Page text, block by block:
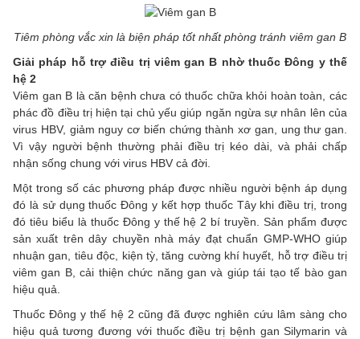
Tiêm phòng vắc xin là biện pháp tốt nhất phòng tránh viêm gan B
Giải pháp hỗ trợ điều trị viêm gan B nhờ thuốcĐông y thế
hệ 2
Viêm gan B là căn bệnh chưa có thuốc chữa khỏi hoàn toàn, các
phác đồ điều trị hiện tại chủ yếu giúp ngăn ngừa sự nhân lên của
virus HBV, giảm nguy cơ biến chứng thành xơ gan, ung thư gan.
Vì vậy người bệnh thường phải điều trị kéo dài, và phải chấp
nhận sống chung với virus HBV cả đời.
Một trong số các phương pháp được nhiều người bệnh áp dụng
đó là sử dụng thuốc Đông y kết hợp thuốc Tây khi điều trị, trong
đó tiêu biểu là thuốc Đông y thế hệ 2 bí truyền. Sản phẩm được
sản xuất trên dây chuyền nhà máy đạt chuẩn GMP-WHO giúp
nhuận gan, tiêu độc, kiện tỳ, tăng cường khí huyết, hỗ trợ điều trị
viêm gan B, cải thiện chức năng gan và giúp tái tạo tế bào gan
hiệu quả.
Thuốc Đông y thế hệ 2 cũng đã được nghiên cứu lâm sàng cho
hiệu quả tương đương với thuốc điều trị bệnh gan Silymarin và